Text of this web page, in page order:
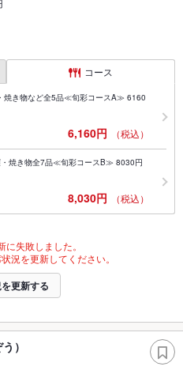
コース
焼き物など全5品≪旬彩コースA≫ 6160
6,160円 （税込）
・焼き物全7品≪旬彩コースB≫ 8030円
8,030円 （税込）
失敗しました。
況を更新してください。
更新する
）